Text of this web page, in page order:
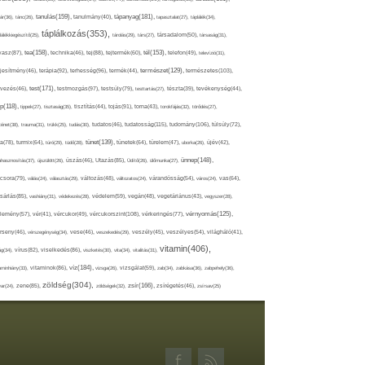
tánc(26), tanulás(159), tanulmány(40), tápanyag(181), tapasztalat(27), táplálék(34),
táplálkozás(353), tárolás(29), társ(27), társadalom(50), társaság(31),
tea(158), technika(46), tej(88), tejtermék(60), tél(153), telefon(49), televízió(31),
terápia(92), terhesség(96), termék(44), természet(129), természetes(103),
test(171), testmozgás(97), testsúly(79), testtartás(27), tészta(39), tevékenység(44),
tippek(27), tisztaság(35), tisztítás(44), tojás(91), torna(43), torokfájás(32), törődés(27),
trauma(31), trükk(25), tudás(30), tudatos(46), tudatosság(115), tudomány(106), túlsúly(72),
turmix(64), túró(29), tüdő(28), tünet(139), tünetek(64), türelem(47), uborka(26), újév(42),
újszülött(26), úszás(46), Utazás(85), Üdítő(26), ülőmunka(27), ünnep(148),
válás(24), választás(29), változás(48), változatos(24), várandósság(54), város(24), vas(64),
vashiány(31), védekezés(28), védelem(59), vegán(48), vegetáriánus(43), vegyszer(28),
vér(41), vércukor(49), vércukorszint(108), vérkeringés(77), vérnyomás(125),
vérszegénység(34), vese(46), veszekedés(29), veszély(45), veszélyes(54), világháló(41),
vírus(82), viselkedés(86), viszketés(30), vita(34), vitalitás(31), vitamin(406),
vitaminok(86), víz(184), vizsga(26), vizsgálat(59), zab(34), zabkása(36), zabpehely(36),
zene(85), zöldség(304), zöldségek(32), zsír(166), zsírégetés(46), zsírsav(25)